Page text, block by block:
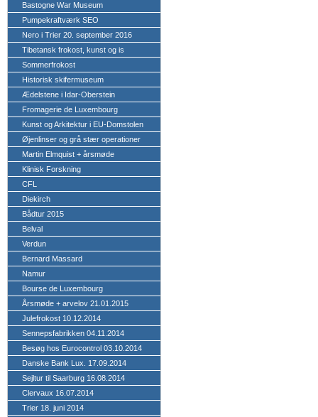
Bastogne War Museum
Pumpekraftværk SEO
Nero i Trier 20. september 2016
Tibetansk frokost, kunst og is
Sommerfrokost
Historisk skifermuseum
Ædelstene i Idar-Oberstein
Fromagerie de Luxembourg
Kunst og Arkitektur i EU-Domstolen
Øjenlinser og grå stær operationer
Martin Elmquist + årsmøde
Klinisk Forskning
CFL
Diekirch
Bådtur 2015
Belval
Verdun
Bernard Massard
Namur
Bourse de Luxembourg
Årsmøde + arvelov 21.01.2015
Julefrokost 10.12.2014
Sennepsfabrikken 04.11.2014
Besøg hos Eurocontrol 03.10.2014
Danske Bank Lux. 17.09.2014
Sejltur til Saarburg 16.08.2014
Clervaux 16.07.2014
Trier 18. juni 2014